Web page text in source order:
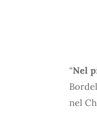
“Nel
nel